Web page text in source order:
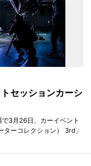
セッションカーシ
3月26日、カーイベント
ターコレクション） 3rd」